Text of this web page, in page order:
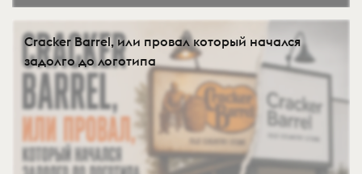
Cracker Barrel, или провал который начался
задолго до логотипа